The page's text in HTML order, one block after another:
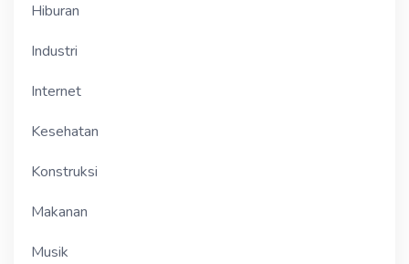
Hiburan
Industri
Internet
Kesehatan
Konstruksi
Makanan
Musik